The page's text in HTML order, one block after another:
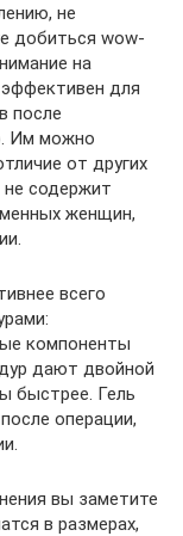
не
добиться wow-
на
для
после
Им можно
от других
содержит
женщин,
всего
компоненты
дают двойной
быстрее. Гель
операции,
вы заметите
в размерах,